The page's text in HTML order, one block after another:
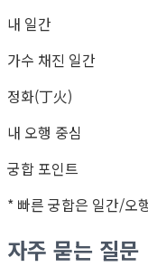
내 일간
가수 채진 일간
정화(丁火)
내 오행 중심
궁합 포인트
* 빠른 궁합은 일간/오
자주 묻는 질문